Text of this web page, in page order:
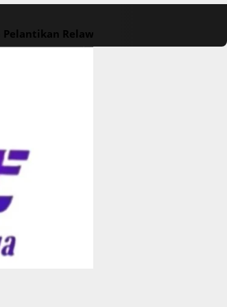
Pelantikan Relawan M. Rasyid Rajasa dan